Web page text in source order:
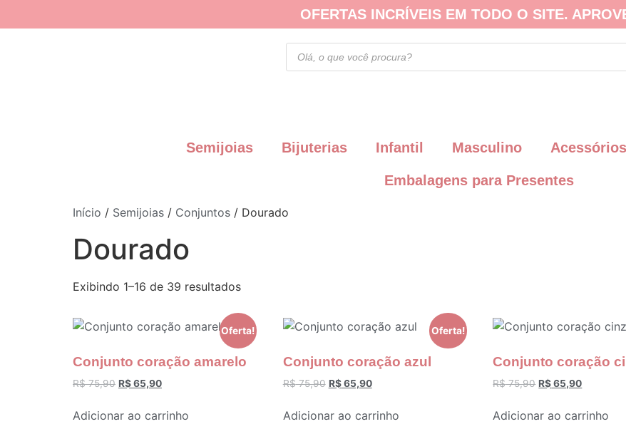
OFERTAS INCRÍVEIS EM TODO O SITE.
Semijoias Bijuterias Infantil Masculino
Embalagens para Presentes
Início / Semijoias / Conjuntos / Dourado
Dourado
Exibindo 1–16 de 39 resultados
Oferta!
Conjunto coração amarelo
R$75,90 R$65,90
Adicionar ao carrinho
Oferta!
Conjunto coração azul
R$75,90 R$65,90
Adicionar ao carrinho
Conjunto coração
R$75,90 R$65,90
Adicionar ao carrinho